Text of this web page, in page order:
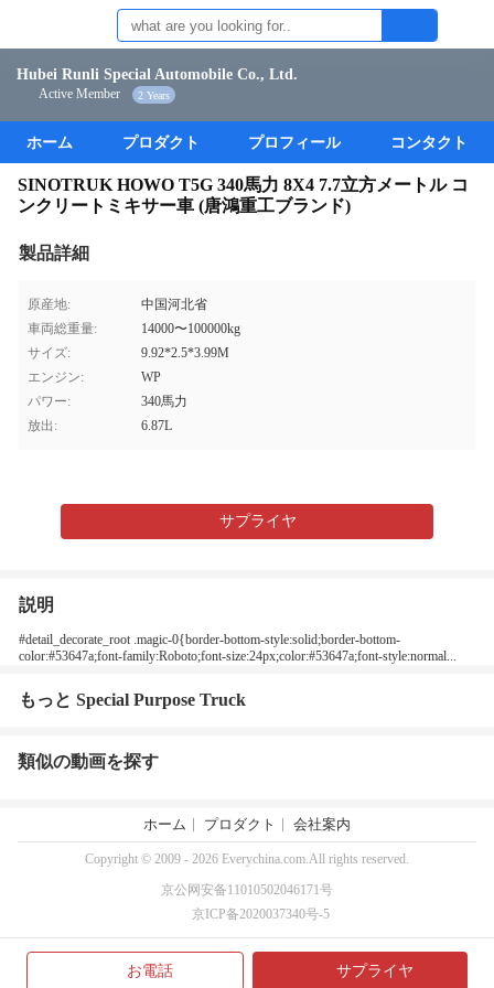
Hubei Runli Special Automobile Co., Ltd.
Active Member 2 Years
ホーム プロダクト プロフィール コンタクト
SINOTRUK HOWO T5G 340馬力 8X4 7.7立方メートル コ
ンクリートミキサー車 (唐鴻重工ブランド)
製品詳細
原産地:
中国河北省
車両総重量:
14000〜100000kg
サイズ:
9.92*2.5*3.99M
エンジン:
WP
パワー:
340馬力
放出:
6.87L
サプライヤ
説明
#detail_decorate_root .magic-0{border-bottom-style:solid;border-bottom-
color:#53647a;font-family:Roboto;font-size:24px;color:#53647a;font-style:normal...
もっと Special Purpose Truck
類似の動画を探す
お電話 サプライヤ
ホーム プロダクト 会社案内
Copyright © 2009 - 2026 Everychina.com.All rights reserved.
京公网安备11010502046171号
京ICP备2020037340号-5